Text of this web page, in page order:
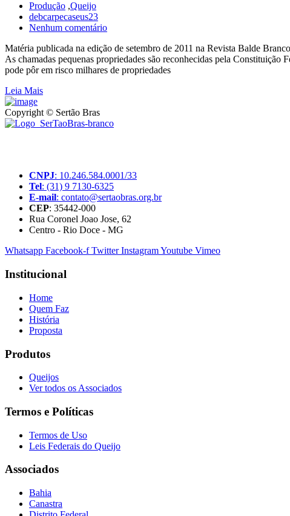
Produção ,Queijo
debcarpecaseus23
Nenhum comentário
Matéria publicada na edição de setembro de 2011 na Revista Balde Branco
As chamadas pequenas propriedades são reconhecidas pela
pode pôr em risco milhares de propriedades
Leia Mais
Copyright © Sertão Bras
CNPJ: 10.246.584.0001/33
Tel: (31) 9 7130-6325
E-mail: contato@sertaobras.org.br
CEP: 35442-000
Rua Coronel Joao Jose, 62
Centro - Rio Doce - MG
Whatsapp Facebook-f Twitter InstagramYoutube Vimeo
Institucional
Home
Quem Faz
História
Proposta
Produtos
Queijos
Ver todos os Associados
Termos e Políticas
Termos de Uso
Leis Federais do Queijo
Associados
Bahia
Canastra